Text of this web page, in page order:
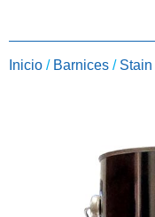
Inicio / Barnices / Stain